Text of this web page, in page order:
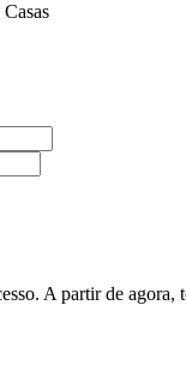
A partir de agora,